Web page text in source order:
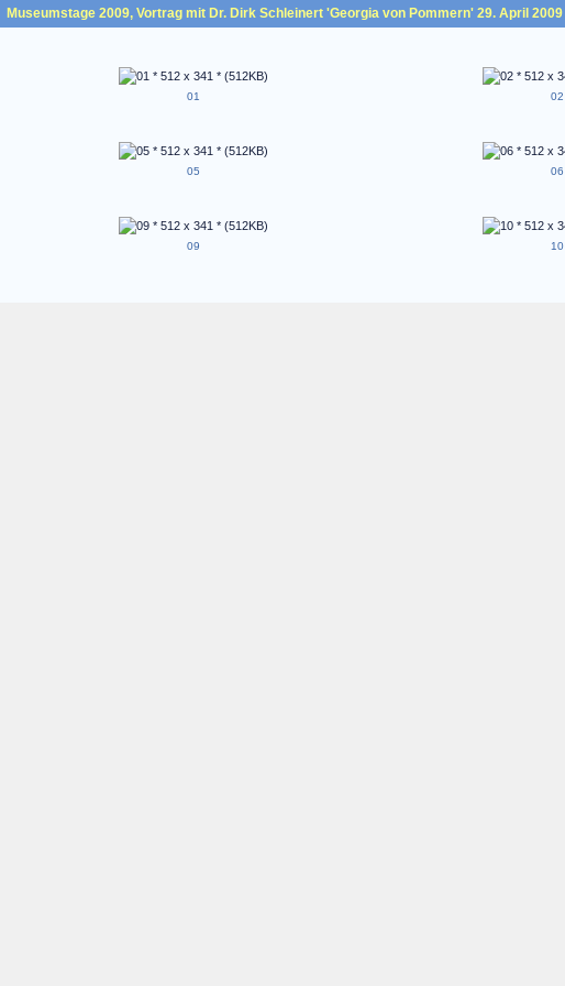
Museumstage 2009, Vortrag mit Dr. Dirk Schleinert 'Georgia von Pommern' 29. April 2009
01 02
05 06
09 10